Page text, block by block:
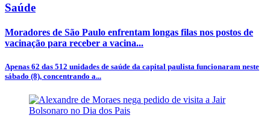
Saúde
Moradores de São Paulo enfrentam longas filas nos postos de
vacinação para receber a vacina...
Apenas 62 das 512 unidades de saúde da capital paulista funcionaram neste
sábado (8), concentrando a...